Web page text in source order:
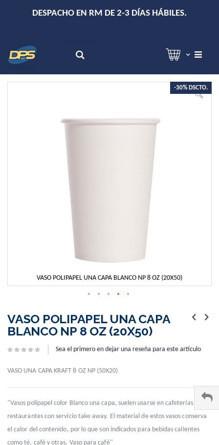
DESPACHO EN RM DE 2-3 DÍAS HÁBILES.
VASO POLIPAPEL UNA CAPA BLANCO NP 8 OZ (20X50)
-30% DSCTO.
to
the
beginning
the
gallery
VASO POLIPAPEL UNA CAPA
BLANCO NP 8 OZ (20X50)
Sea el primero en dejar una reseña para este artículo
VASO UNA CAPA KRAFT 8 OZ NP (50X20)
"Vasos polipapel color Blanco una capa, suelen usarse en cafeterías y
restaurantes con servicio take away. El material de estos vasos conserva
el calor del contenido, por lo que son indicados para bebidas calientes
como té, café y otras. Vaso para café"